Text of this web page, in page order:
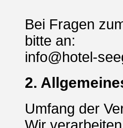
Bei Fragen
bitte an:
info@hotel-
2.
Umfang der